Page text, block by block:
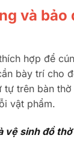
và bảo
hợp để
bày trí cho
tự trên bàn
vật phẩm.
vệ sinh đồ